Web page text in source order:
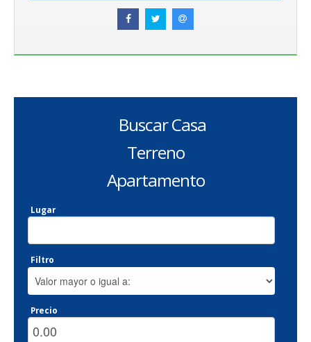
Buscar Casa
Terreno
Apartamento
Lugar
Filtro
Precio